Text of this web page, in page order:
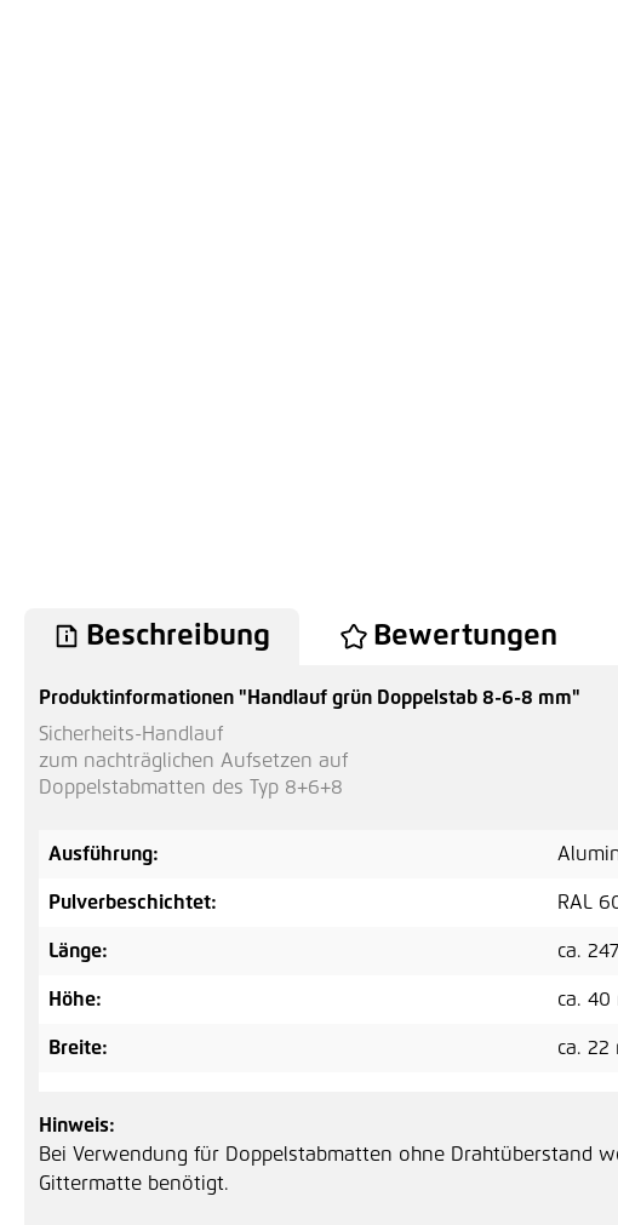
Beschreibung Bewertungen
Produktinformationen "Handlauf grün Doppelstab 8-6-8 mm"
Sicherheits-Handlauf
zum nachträglichen Aufsetzen auf
Doppelstabmatten des Typ 8+6+8
Ausführung:
Pulverbeschichtet: RAL
Länge: ca.
Höhe: ca. 40
Breite: ca. 22
Hinweis:
Bei Verwendung für Doppelstabmatten ohne Drahtüberstand
Gittermatte benötigt.